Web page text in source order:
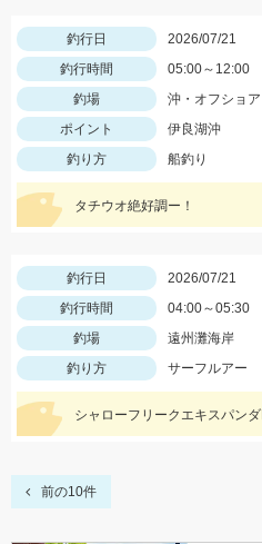
釣行日
2026/07/21
釣行時間
05:00～12:00
釣場
沖・オフショア
ポイント
伊良湖沖
釣り方
船釣り
タチウオ絶好調ー！
釣行日
2026/07/21
釣行時間
04:00～05:30
釣場
遠州灘海岸
釣り方
サーフルアー
前の10件